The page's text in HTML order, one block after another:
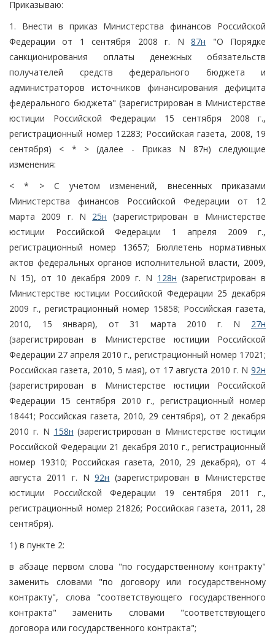
Приказываю:
1. Внести в приказ Министерства финансов Российской
Федерации от 1 сентября 2008 г. N87н "О Порядке
санкционирования оплаты денежных обязательств
получателей средств федерального бюджета и
администраторов источников финансирования дефицита
федерального бюджета" (зарегистрирован в Министерстве
юстиции Российской Федерации 15 сентября 2008 г.,
регистрационный номер 12283; Российская газета, 2008, 19
сентября) < * > (далее - Приказ N 87н) следующие
изменения:
< * > С учетом изменений, внесенных приказами
Министерства финансов Российской Федерации от 12
марта 2009 г. N 25н (зарегистрирован в Министерстве
юстиции Российской Федерации 1 апреля 2009 г.,
регистрационный номер 13657; Бюллетень нормативных
актов федеральных органов исполнительной власти, 2009,
N 15), от 10 декабря 2009 г. N 128н (зарегистрирован в
Министерстве юстиции Российской Федерации 25 декабря
2009 г., регистрационный номер 15858; Российская газета,
2010, 15 января), от 31 марта 2010 г. N 27н
(зарегистрирован в Министерстве юстиции Российской
Федерации 27 апреля 2010 г., регистрационный номер 17021;
Российская газета, 2010, 5 мая), от 17 августа 2010 г. N 92н
(зарегистрирован в Министерстве юстиции Российской
Федерации 15 сентября 2010 г., регистрационный номер
18441; Российская газета, 2010, 29 сентября), от 2 декабря
2010 г. N 158н (зарегистрирован в Министерстве юстиции
Российской Федерации 21 декабря 2010 г., регистрационный
номер 19310; Российская газета, 2010, 29 декабря), от 4
августа 2011 г. N92н (зарегистрирован в Министерстве
юстиции Российской Федерации 19 сентября 2011 г.,
регистрационный номер 21826; Российская газета, 2011, 28
сентября).
1) в пункте 2:
в абзаце первом слова "по государственному контракту"
заменить словами "по договору или государственному
контракту", слова "соответствующего государственного
контракта" заменить словами "соответствующего
договора или государственного контракта";